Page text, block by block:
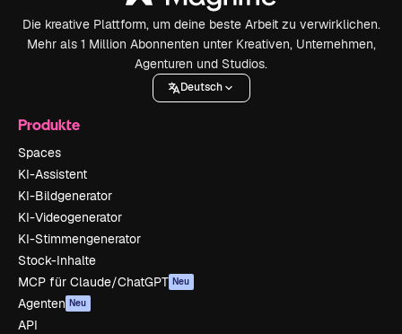
Die kreative Plattform, um deine beste Arbeit zu verwirklichen.
Mehr als 1 Million Abonnenten unter Kreativen, Unternehmen,
Agenturen und Studios.
Deutsch
Produkte
Spaces
KI-Assistent
KI-Bildgenerator
KI-Videogenerator
KI-Stimmengenerator
Stock-Inhalte
MCP für Claude/ChatGPT Neu
Agenten Neu
API